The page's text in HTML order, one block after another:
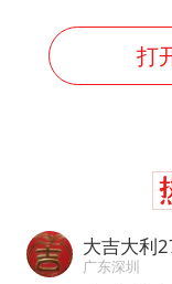
打
大吉大利
广东深圳